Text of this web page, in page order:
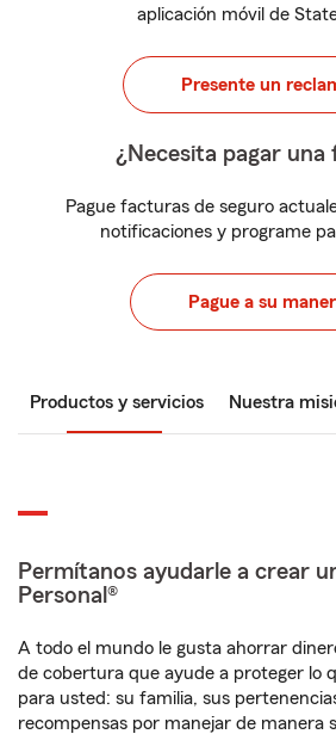
aplicación móvil de
Presente un
¿Necesita pagar una
Pague facturas de seguro
notificaciones y programe
Pague a su
Productos y servicios Nuestra
Permítanos ayudarle a crear
Personal®
A todo el mundo le gusta ahorrar
de cobertura que ayude a proteger lo
para usted: su familia, sus
recompensas por manejar de manera